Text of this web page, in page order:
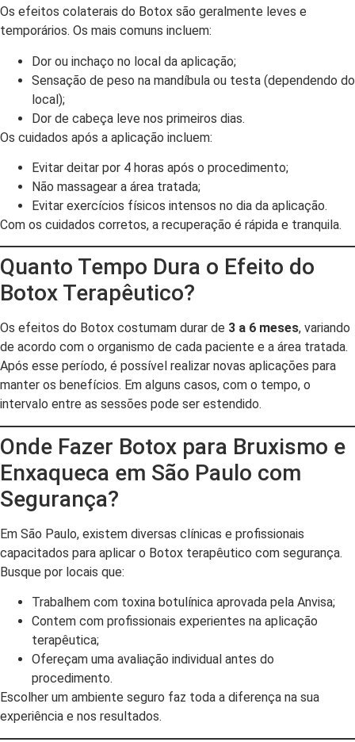
Os efeitos colaterais do Botox são geralmente leves e
temporários. Os mais comuns incluem:
Dor ou inchaço no local da aplicação;
Sensação de peso na mandíbula ou testa (dependendo do
local);
Dor de cabeça leve nos primeiros dias.
Os cuidados após a aplicação incluem:
Evitar deitar por 4 horas após o procedimento;
Não massagear a área tratada;
Evitar exercícios físicos intensos no dia da aplicação.
Com os cuidados corretos, a recuperação é rápida e tranquila.
Quanto Tempo Dura o Efeito do
Botox Terapêutico?
Os efeitos do Botox costumam durar de 3 a 6 meses, variando
de acordo com o organismo de cada paciente e a área tratada.
Após esse período, é possível realizar novas aplicações para
manter os benefícios. Em alguns casos, com o tempo, o
intervalo entre as sessões pode ser estendido.
Onde Fazer Botox para Bruxismo e
Enxaqueca em São Paulo com
Segurança?
Em São Paulo, existem diversas clínicas e profissionais
capacitados para aplicar o Botox terapêutico com segurança.
Busque por locais que:
Trabalhem com toxina botulínica aprovada pela Anvisa;
Contem com profissionais experientes na aplicação
terapêutica;
Ofereçam uma avaliação individual antes do
procedimento.
Escolher um ambiente seguro faz toda a diferença na sua
experiência e nos resultados.